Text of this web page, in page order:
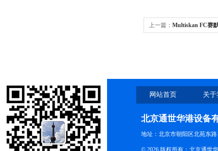
上一篇： Multiskan FC赛
网站首页 关
北京通世华港设备
地址：北京市朝阳区北苑东路
© 2026 版权所有：北京通世